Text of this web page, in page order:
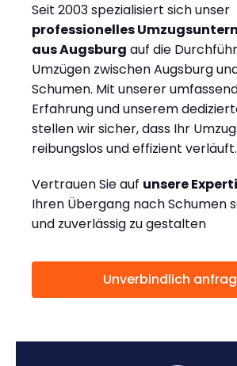
Seit 2003 spezialisiert sich unser
professionelles
aus Augsburg auf die
Umzügen zwischen Augsburg
Schumen. Mit unserer
Erfahrung und unserem
stellen wir sicher, dass Ihr Umzug
reibungslos und effizient verläuft.
Vertrauen Sie auf unsere
Ihren Übergang nach Schumen
und zuverlässig zu gestalten
Unverbindlich